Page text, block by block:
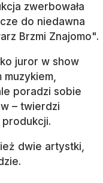
zwerbowała
do niedawna
Brzmi Znajomo".
juror w show
muzykiem,
poradzi sobie
– twierdzi
dwie artystki,